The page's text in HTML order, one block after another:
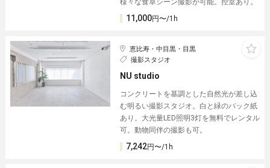
様々な食卓シーン撮影が可能。控室あり。
11,000円〜/1h
恵比寿・中目黒・目黒
撮影スタジオ
NU studio
コンクリートを基調とした自然光が差し込
む明るい撮影スタジオ。白と緑のバック紙
あり。大光量LED照明3灯を無料でレンタル
可。動物同伴の撮影も可。
7,242円〜/1h